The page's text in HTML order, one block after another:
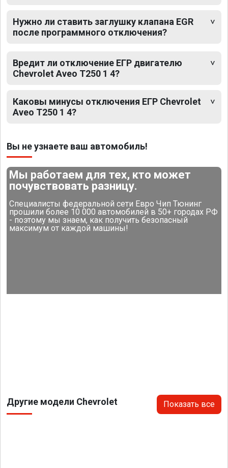
Нужно ли ставить заглушку клапана EGR
после программного отключения?
Вредит ли отключение ЕГР двигателю
Chevrolet Aveo T250 1 4?
Каковы минусы отключения ЕГР Chevrolet
Aveo T250 1 4?
Вы не узнаете ваш автомобиль!
Мы работаем для тех, кто может
почувствовать разницу.
Специалисты федеральной сети Евро Чип Тюнинг
прошили более 10 000 автомобилей в 50+ городах РФ
- поэтому мы знаем, как получить безопасный
максимум от каждой машины!
Другие модели Chevrolet Показать все